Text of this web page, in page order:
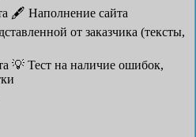
🖋 Наполнение сайта
от заказчика (тексты,
💡 Тест на наличие ошибок,